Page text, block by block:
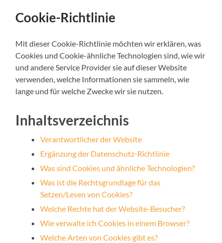
Cookie-Richtlinie
Mit dieser Cookie-Richtlinie möchten wir erklären, was
Cookies und Cookie-ähnliche Technologien sind, wie wir
und andere Service Provider sie auf dieser Website
verwenden, welche Informationen sie sammeln, wie
lange und für welche Zwecke wir sie nutzen.
Inhaltsverzeichnis
Verantwortlicher der Website
Ergänzung der Datenschutz-Richtlinie
Was sind Cookies und ähnliche Technologien?
Was ist die Rechtsgrundlage für das
Setzen/Lesen von Cookies?
Welche Rechte hat der Website-Besucher?
Wie verwalte ich Cookies in einem Browser?
Welche Arten von Cookies gibt es?